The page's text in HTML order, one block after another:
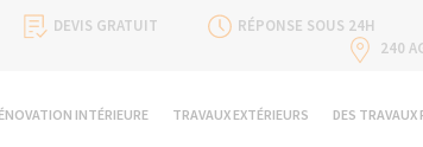
DEVIS GRATUIT RÉPONSE SOUS 24H
240
INTÉRIEURE TRAVAUX EXTÉRIEURS DES TRAVAUX